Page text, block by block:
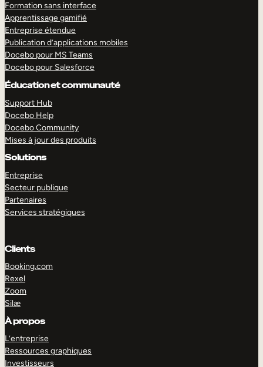
Formation sans interface
Apprentissage gamifié
Entreprise étendue
Publication d’applications mobiles
Docebo pour MS Teams
Docebo pour Salesforce
Éducation et communauté
Support Hub
Docebo Help
Docebo Community
Mises à jour des produits
Solutions
Entreprise
Secteur publique
Partenaires
Services stratégiques
Clients
Booking.com
Rexel
Zoom
Silæ
À propos
L’entreprise
Ressources graphiques
Investisseurs